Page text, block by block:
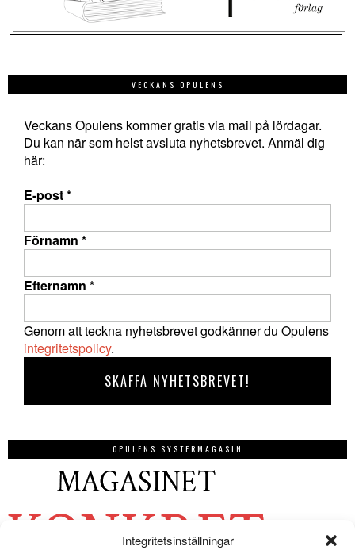
Integritetsinställningar
VECKANS OPULENS
Veckans Opulens kommer gratis via mail på lördagar.
Du kan när som helst avsluta nyhetsbrevet. Anmäl dig
här:
E-post*
Förnamn *
Efternamn *
Genom att teckna nyhetsbrevet godkänner du Opulens
integritetspolicy.
OPULENS SYSTERMAGASIN